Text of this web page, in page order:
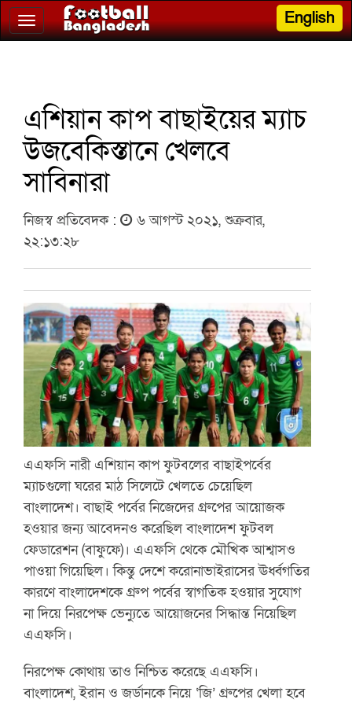
Toggle
navigation
English
এশিয়ান কাপ বাছাইয়ের ম্যাচ
উজবেকিস্তানে খেলবে
সাবিনারা
নিজস্ব প্রতিবেদক :
৬ আগস্ট ২০২১, শুক্রবার,
২২:১৩:২৮
এএফসি নারী এশিয়ান কাপ ফুটবলের বাছাইপর্বের
ম্যাচগুলো ঘরের মাঠ সিলেটে খেলতে চেয়েছিল
বাংলাদেশ। বাছাই পর্বের নিজেদের গ্রুপের আয়োজক
হওয়ার জন্য আবেদনও করেছিল বাংলাদেশ ফুটবল
ফেডারেশন (বাফুফে)। এএফসি থেকে মৌখিক আশ্বাসও
পাওয়া গিয়েছিল। কিন্তু দেশে করোনাভাইরাসের ঊর্ধ্বগতির
কারণে বাংলাদেশকে গ্রুপ পর্বের স্বাগতিক হওয়ার সুযোগ
না দিয়ে নিরপেক্ষ ভেন্যুতে আয়োজনের সিদ্ধান্ত নিয়েছিল
এএফসি।
নিরপেক্ষ কোথায় তাও নিশ্চিত করেছে এএফসি।
বাংলাদেশ, ইরান ও জর্ডানকে নিয়ে ‘জি’ গ্রুপের খেলা হবে